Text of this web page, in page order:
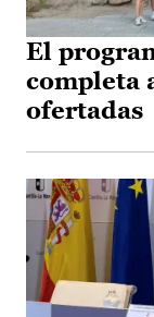
El
completa
ofertadas